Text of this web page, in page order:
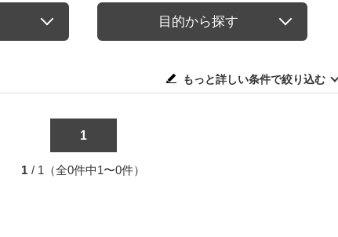
目的から探す
もっと詳しい条件で絞り込む
1
1 / 1（全0件中1〜0件）